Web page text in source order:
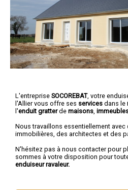
L'entreprise SOCOREBAT, votre
l'Allier vous offre ses services dans le
l'enduit gratterde maisons
Nous travaillons essentiellement avec
immobilières, des architectes et des
N'hésitez pas à nous contacter pour
sommes à votre disposition pour
enduiseur ravaleur.